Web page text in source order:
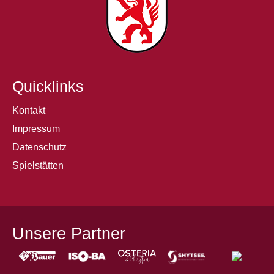
Quicklinks
Kontakt
Impressum
Datenschutz
Spielstätten
Unsere Partner